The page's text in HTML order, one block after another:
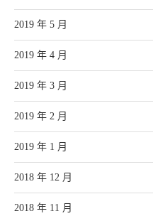
2019 年 5 月
2019 年 4 月
2019 年 3 月
2019 年 2 月
2019 年 1 月
2018 年 12 月
2018 年 11 月